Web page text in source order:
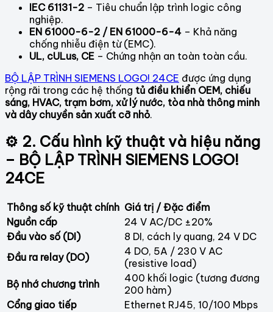
IEC 61131-2 – Tiêu chuẩn lập trình logic công
nghiệp.
EN 61000-6-2 / EN 61000-6-4 – Khả năng
chống nhiễu điện từ (EMC).
UL, cULus, CE – Chứng nhận an toàn toàn cầu.
BỘ LẬP TRÌNH SIEMENS LOGO! 24CE được ứng dụng
rộng rãi trong các hệ thống tủ điều khiển OEM, chiếu
sáng, HVAC, trạm bơm, xử lý nước, tòa nhà thông minh
và dây chuyền sản xuất cỡ nhỏ.
⚙️ 2. Cấu hình kỹ thuật và hiệu năng
– BỘ LẬP TRÌNH SIEMENS LOGO!
24CE
Thông số kỹ thuật chính Giá trị / Đặc điểm
Nguồn cấp
24 V AC/DC ±20%
Đầu vào số (DI)
8 DI, cách ly quang, 24 V DC
Đầu ra relay (DO)
4 DO, 5A / 230 V AC
(resistive load)
Bộ nhớ chương trình
400 khối logic (tương đương
200 hàm)
Cổng giao tiếp
Ethernet RJ45, 10/100 Mbps